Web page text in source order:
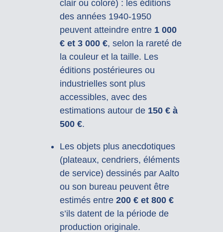
clair ou coloré) : les éditions
des années 1940-1950
peuvent atteindre entre 1 000
€ et 3 000 €, selon la rareté de
la couleur et la taille. Les
éditions postérieures ou
industrielles sont plus
accessibles, avec des
estimations autour de 150 € à
500 €.
Les objets plus anecdotiques
(plateaux, cendriers, éléments
de service) dessinés par Aalto
ou son bureau peuvent être
estimés entre 200 € et 800 €
s’ils datent de la période de
production originale.